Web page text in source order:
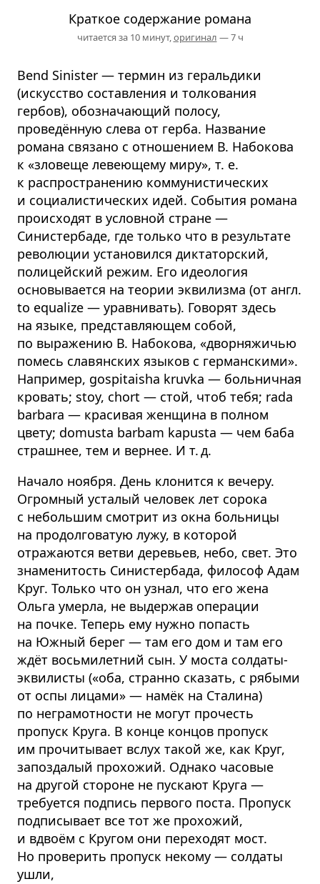
Краткое содержание романа
читается за 10 минут,оригинал — 7 ч
Bend Sinister — термин из геральдики
(искусство составления и толкования
гербов), обозначающий полосу,
проведённую слева от герба. Название
романа связано с отношением В. Набокова
к «зловеще левеющему миру», т. е.
к распространению коммунистических
и социалистических идей. События романа
происходят в условной стране —
Синистербаде, где только что в результате
революции установился диктаторский,
полицейский режим. Его идеология
основывается на теории эквилизма (от англ.
to equalize — уравнивать). Говорят здесь
на языке, представляющем собой,
по выражению В. Набокова, «дворняжичью
помесь славянских языков с германскими».
Например, gospitaisha kruvka — больничная
кровать; stoy, chort — стой, чтоб тебя; rada
barbara — красивая женщина в полном
цвету; domusta barbam kapusta — чем баба
страшнее, тем и вернее. И т. д.
Начало ноября. День клонится к вечеру.
Огромный усталый человек лет сорока
с небольшим смотрит из окна больницы
на продолговатую лужу, в которой
отражаются ветви деревьев, небо, свет. Это
знаменитость Синистербада, философ Адам
Круг. Только что он узнал, что его жена
Ольга умерла, не выдержав операции
на почке. Теперь ему нужно попасть
на Южный берег — там его дом и там его
ждёт восьмилетний сын. У моста солдаты-
эквилисты («оба, странно сказать, с рябыми
от оспы лицами» — намёк на Сталина)
по неграмотности не могут прочесть
пропуск Круга. В конце концов пропуск
им прочитывает вслух такой же, как Круг,
запоздалый прохожий. Однако часовые
на другой стороне не пускают Круга —
требуется подпись первого поста. Пропуск
подписывает все тот же прохожий,
и вдвоём с Кругом они переходят мост.
Но проверить пропуск некому — солдаты
ушли,